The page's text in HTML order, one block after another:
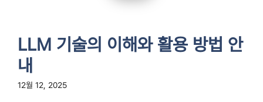
LLM 기술의 이해와 활용 방법 안
내
12월 12, 2025